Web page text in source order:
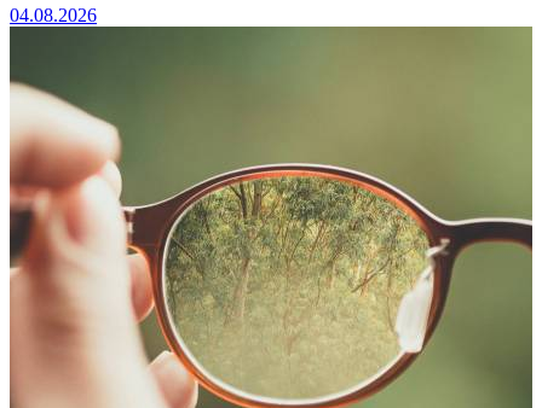
04.08.2026